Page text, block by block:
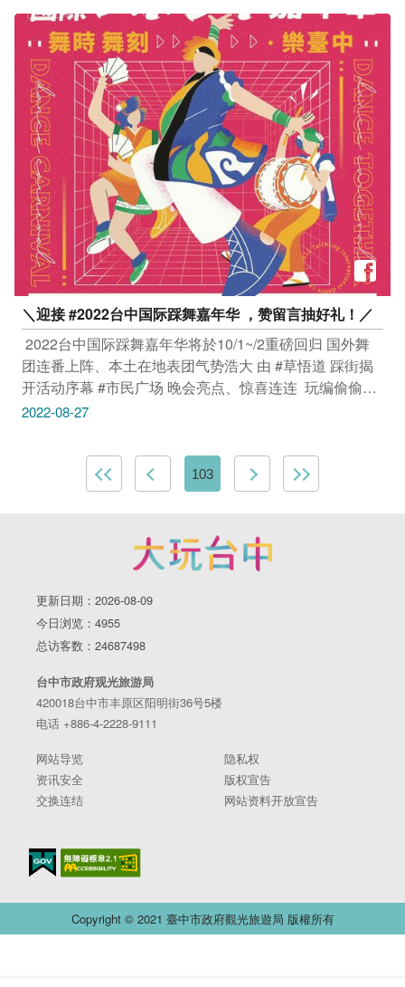
台中市西区乐群街与大新街口​ _____________​ #安心旅
游首选台中​ #勤洗手 #戴口罩
＼迎接 #2022台中国际踩舞嘉年华 ，赞留言抽好礼！／​
​ 2022台中国际踩舞嘉年华将於10/1~/2重磅回归​ 国外舞
团连番上阵、本土在地表团气势浩大​ 由 #草悟道 踩街揭
开活动序幕​ #市民广场 晚会亮点、惊喜连连​ ​ 玩编偷偷
说，今年活动有​ 日本、韩国、西班牙、非洲、巴拉圭等
步骤，抽限量纪念品​ 活动时间：即日起～9/2（五）
23:59止，​ 抽奖时间：9/6（二）抽出得奖名单并公布於
脸书原贴文留言区。​ ​ ❶ 按赞大玩台中粉丝团与这篇贴文​
舞嘉年华，舞时舞刻乐台中！ ​ ❸分享此篇贴文，跟朋友
分享抽奖好康，即可参加抽奖！​ 只有30个名额，赶快手
手 #戴口罩
2022-08-27
103
更新日期：2026-08-09
今日浏览：4955
总访客数：24687498
台中市政府观光旅游局
420018台中市丰原区阳明街36号5楼
电话 +886-4-2228-9111
网站导览
隐私权
资讯安全
版权宣告
交换连结
网站资料开放宣告
Copyright © 2021 臺中市政府觀光旅遊局 版權所有